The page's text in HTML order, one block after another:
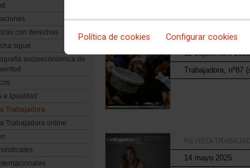
Política de cookies Configurar cookies
con derechos
sigue
socioeconómica de
e Igualdad
Trabajadora
Trabajadora online
REVISTA
12 septiembre 2025
Trabajadora, nº87
REVISTA
14 mayo 2025